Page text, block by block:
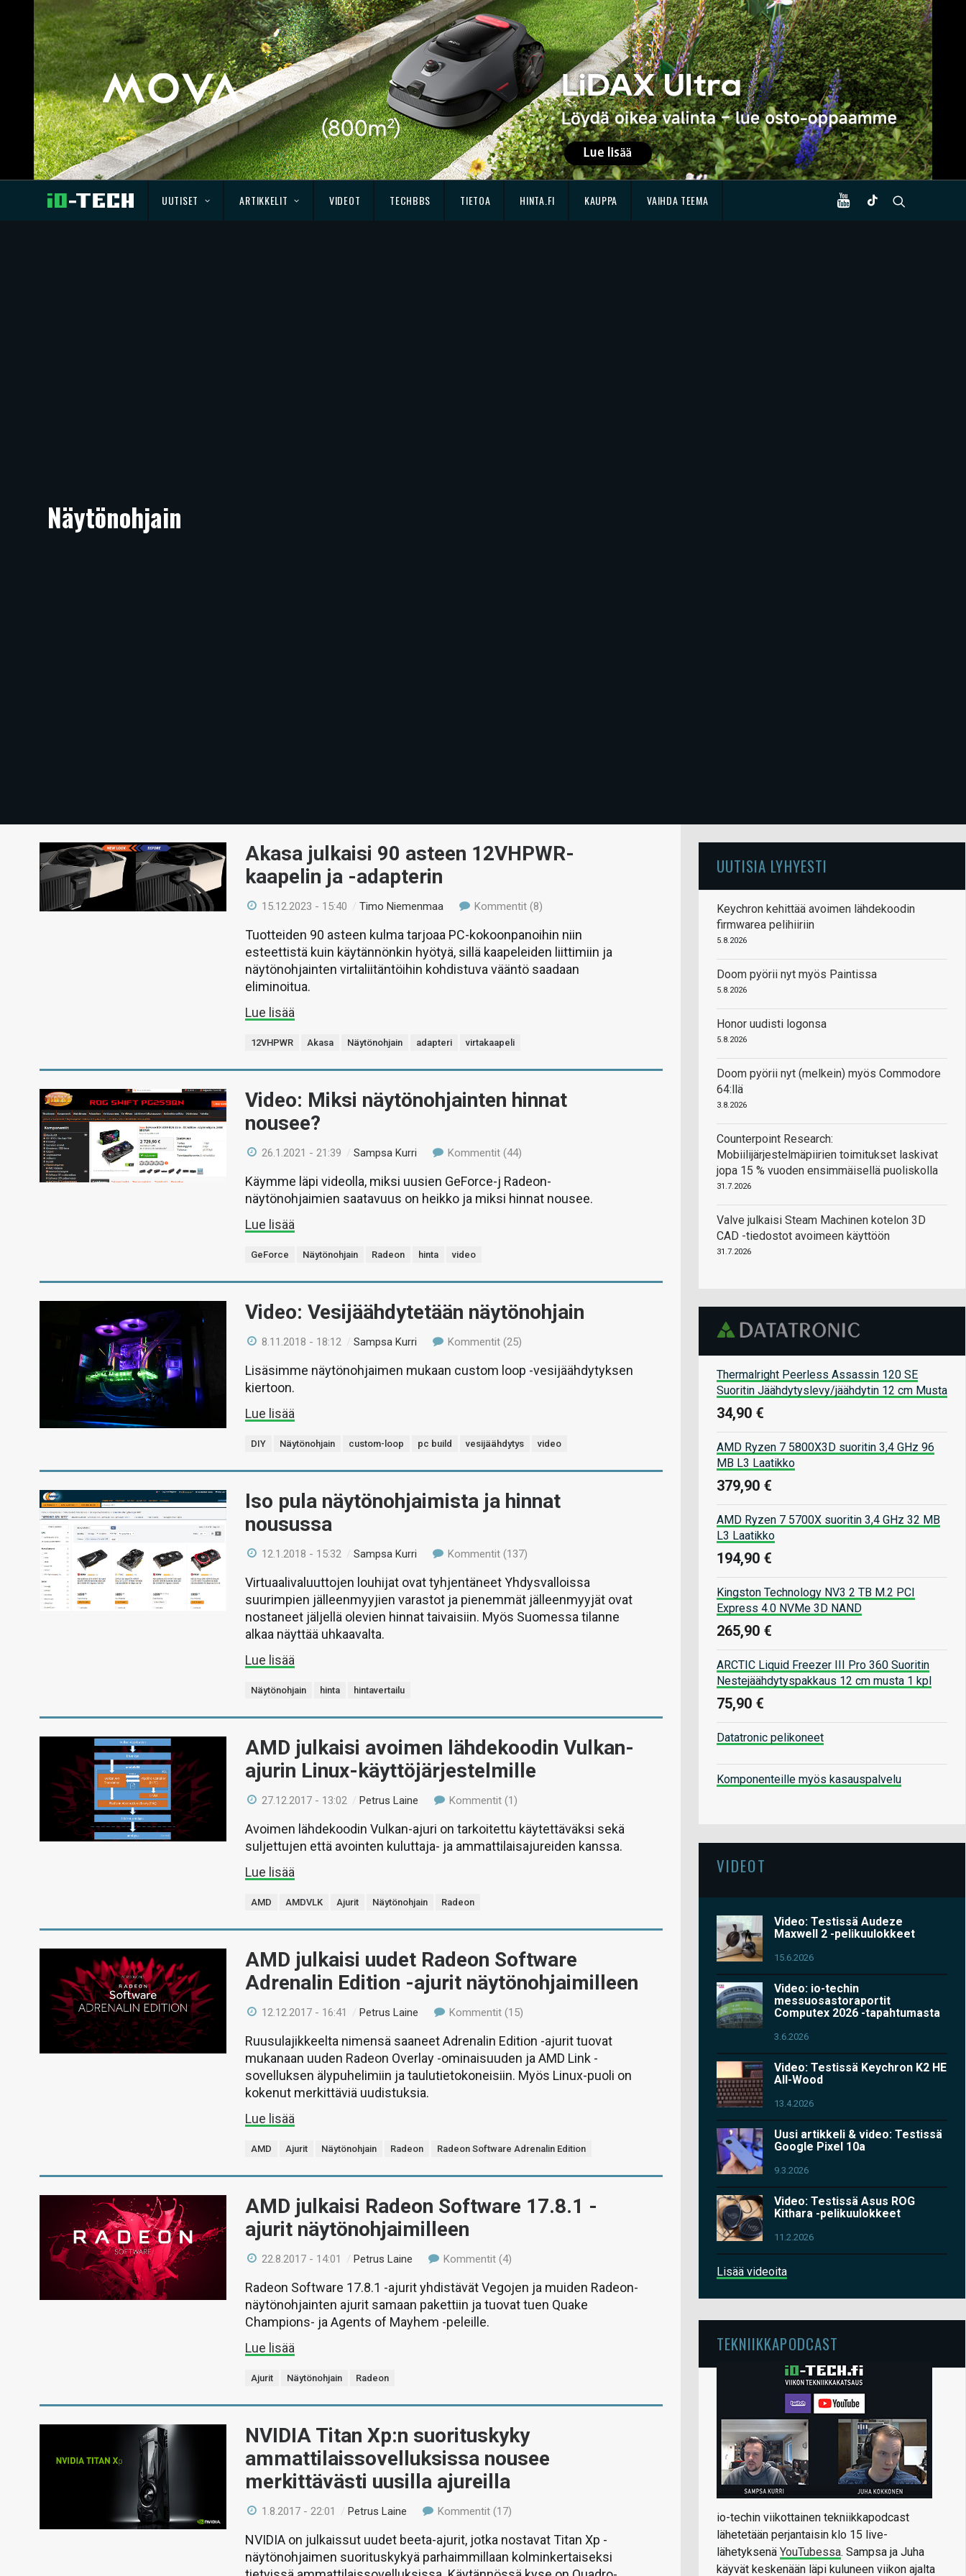
UUTISET ARTIKKELIT VIDEOT TECHBBS TIETOA HINTA.FI KAUPPA VAIHDA TEEMA
Näytönohjain
Akasa julkaisi 90 asteen 12VHPWR-
kaapelin ja -adapterin
15.12.2023 - 15:40 /Timo Niemenmaa Kommentit (8)
Tuotteiden 90 asteen kulma tarjoaa PC-kokoonpanoihin niin
esteettistä kuin käytännönkin hyötyä, sillä kaapeleiden liittimiin ja
näytönohjainten virtaliitäntöihin kohdistuva vääntö saadaan
eliminoitua.
Lue lisää
12VHPWR Akasa Näytönohjain adapteri virtakaapeli
Video: Miksi näytönohjainten hinnat
nousee?
26.1.2021 - 21:39 /Sampsa Kurri Kommentit (44)
Käymme läpi videolla, miksi uusien GeForce-j Radeon-
näytönohjaimien saatavuus on heikko ja miksi hinnat nousee.
Lue lisää
GeForce Näytönohjain Radeon hinta video
Video: Vesijäähdytetään näytönohjain
8.11.2018 - 18:12 /Sampsa Kurri Kommentit (25)
Lisäsimme näytönohjaimen mukaan custom loop -vesijäähdytyksen
kiertoon.
Lue lisää
DIY Näytönohjain custom-loop pc build vesijäähdytys video
Iso pula näytönohjaimista ja hinnat
nousussa
12.1.2018 - 15:32 /Sampsa Kurri Kommentit (137)
Virtuaalivaluuttojen louhijat ovat tyhjentäneet Yhdysvalloissa
suurimpien jälleenmyyjien varastot ja pienemmät jälleenmyyjät ovat
nostaneet jäljellä olevien hinnat taivaisiin. Myös Suomessa tilanne
alkaa näyttää uhkaavalta.
Lue lisää
Näytönohjain hinta hintavertailu
AMD julkaisi avoimen lähdekoodin Vulkan-
ajurin Linux-käyttöjärjestelmille
27.12.2017 - 13:02 /Petrus Laine Kommentit (1)
Avoimen lähdekoodin Vulkan-ajuri on tarkoitettu käytettäväksi sekä
suljettujen että avointen kuluttaja- ja ammattilaisajureiden kanssa.
Lue lisää
AMD AMDVLK Ajurit Näytönohjain Radeon
AMD julkaisi uudet Radeon Software
Adrenalin Edition -ajurit näytönohjaimilleen
12.12.2017 - 16:41 /Petrus Laine Kommentit (15)
Ruusulajikkeelta nimensä saaneet Adrenalin Edition -ajurit tuovat
mukanaan uuden Radeon Overlay -ominaisuuden ja AMD Link -
sovelluksen älypuhelimiin ja taulutietokoneisiin. Myös Linux-puoli on
kokenut merkittäviä uudistuksia.
Lue lisää
AMD Ajurit Näytönohjain Radeon Radeon Software Adrenalin Edition
AMD julkaisi Radeon Software 17.8.1 -
ajurit näytönohjaimilleen
22.8.2017 - 14:01 /Petrus Laine Kommentit (4)
Radeon Software 17.8.1 -ajurit yhdistävät Vegojen ja muiden Radeon-
näytönohjainten ajurit samaan pakettiin ja tuovat tuen Quake
Champions- ja Agents of Mayhem -peleille.
Lue lisää
Ajurit Näytönohjain Radeon
NVIDIA Titan Xp:n suorituskyky
ammattilaissovelluksissa nousee
merkittävästi uusilla ajureilla
1.8.2017 - 22:01 /Petrus Laine Kommentit (17)
NVIDIA on julkaissut uudet beeta-ajurit, jotka nostavat Titan Xp -
näytönohjaimen suorituskykyä parhaimmillaan kolminkertaiseksi
UUTISIA LYHYESTI
Keychron kehittää avoimen lähdekoodin
firmwarea pelihiiriin
5.8.2026
Doom pyörii nyt myös Paintissa
5.8.2026
Honor uudisti logonsa
5.8.2026
Doom pyörii nyt (melkein) myös Commodore
64:llä
3.8.2026
Counterpoint Research:
Mobiilijärjestelmäpiirien toimitukset laskivat
jopa 15 % vuoden ensimmäisellä puoliskolla
31.7.2026
Valve julkaisi Steam Machinen kotelon 3D
CAD -tiedostot avoimeen käyttöön
31.7.2026
Thermalright Peerless Assassin 120 SE
Suoritin Jäähdytyslevy/jäähdytin 12 cm Musta
34,90 €
AMD Ryzen 7 5800X3D suoritin 3,4 GHz 96
MB L3 Laatikko
379,90 €
AMD Ryzen 7 5700X suoritin 3,4 GHz 32 MB
L3 Laatikko
194,90 €
Kingston Technology NV3 2 TB M.2 PCI
Express 4.0 NVMe 3D NAND
265,90 €
ARCTIC Liquid Freezer III Pro 360 Suoritin
Nestejäähdytyspakkaus 12 cm musta 1 kpl
75,90 €
Datatronic pelikoneet
Komponenteille myös kasauspalvelu
VIDEOT
Video: Testissä Audeze
Maxwell 2 -pelikuulokkeet
15.6.2026
Video: io-techin
messuosastoraportit
Computex 2026 -tapahtumasta
3.6.2026
Video: Testissä Keychron K2 HE
All-Wood
13.4.2026
Uusi artikkeli & video: Testissä
Google Pixel 10a
9.3.2026
Video: Testissä Asus ROG
Kithara -pelikuulokkeet
11.2.2026
Lisää videoita
TEKNIIKKAPODCAST
io-techin viikottainen tekniikkapodcast
lähetetään perjantaisin klo 15 live-
lähetyksenä YouTubessa. Sampsa ja Juha
käyvät keskenään läpi kuluneen viikon ajalta